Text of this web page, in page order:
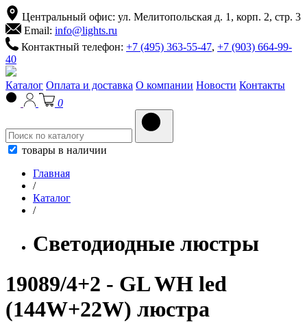
Центральный офис: ул. Мелитопольская д. 1, корп. 2, стр. 3
Email: info@lights.ru
Контактный телефон: +7 (495) 363-55-47, +7 (903) 664-99-
40
Каталог Оплата и доставка О компании Новости Контакты
0
товары в наличии
Главная
/
Каталог
/
Светодиодные люстры
19089/4+2 - GL WH led
(144W+22W) люстра